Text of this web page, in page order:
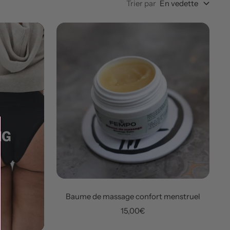
Trier par En vedette
Baume de massage confort menstruel
Prix
15,00€